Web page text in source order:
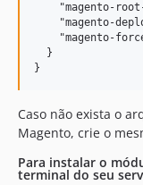
"magento-
"magento-
"magento-
  }
Caso não exista o
Magento, crie o
Para instalar o
terminal do seu